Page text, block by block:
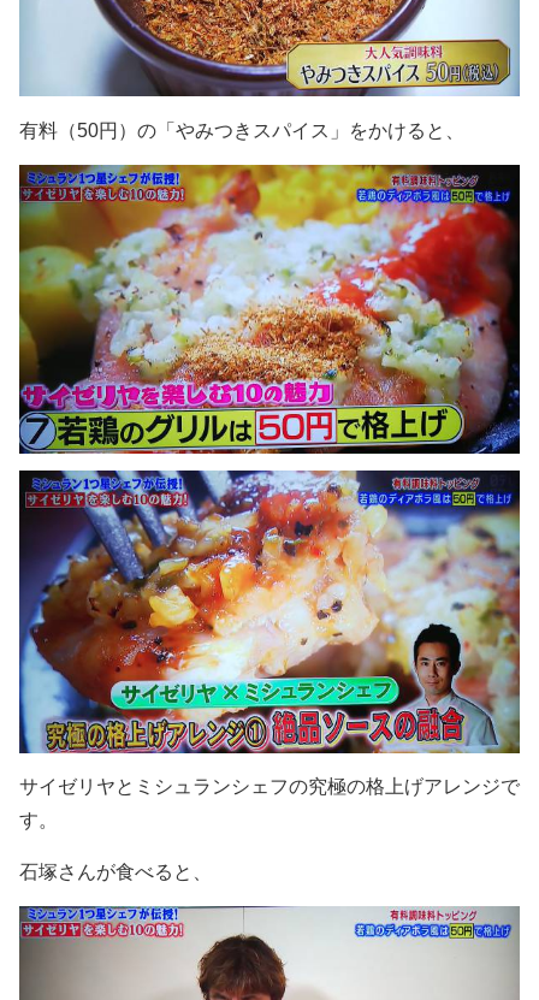
有料（50円）の「やみつきスパイス」をかけると、
サイゼリヤとミシュランシェフの究極の格上げアレンジで
す。
石塚さんが食べると、